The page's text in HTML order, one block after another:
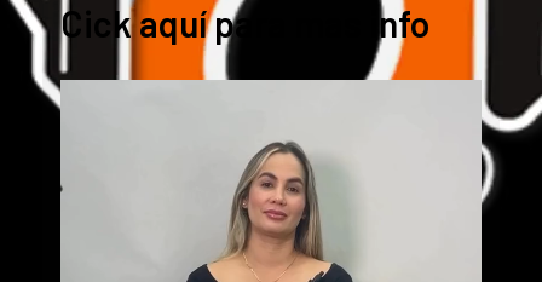
Cick aquí para mas info